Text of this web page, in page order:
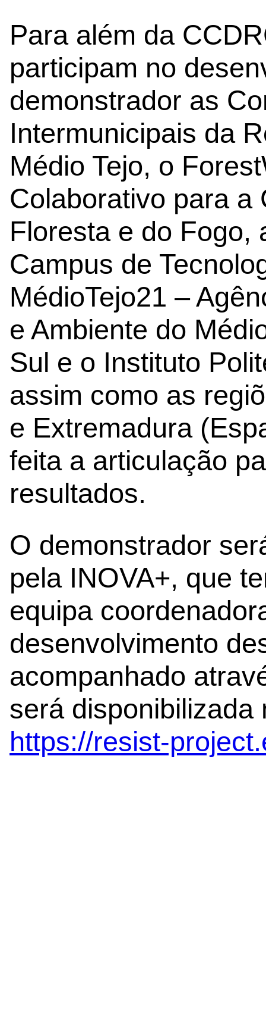
Para além da
participam no
demonstrador as
Intermunicipais da
Médio Tejo, o
Colaborativo para a
Floresta e do Fogo,
Campus de
MédioTejo21 –
e Ambiente do
Sul e o Instituto
assim como as
e Extremadura
feita a articulação
resultados.
O demonstrador
pela INOVA+, que
equipa
desenvolvimento
acompanhado
será disponibilizada
https://resist-